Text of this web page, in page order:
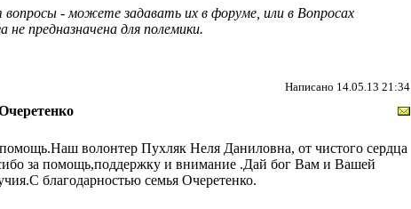
- можете задавать их в форуме, или в Вопросах
не предназначена для полемики.
Написано 14.05.13 21:34
волонтер Пухляк Неля Даниловна, от чистого сердца
за помощь,поддержку и внимание .Дай бог Вам и Вашей
благодарностью семья Очеретенко.